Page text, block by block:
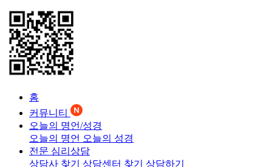
홈
커뮤니티
오늘의 명언/성경
오늘의 명언 오늘의 성경
전문 심리상담
상담사 찾기 상담센터 찾기 상담하기